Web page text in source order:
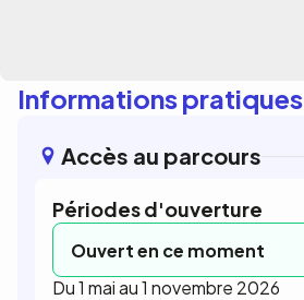
Informations pratiques
Accès au parcours
Périodes d'ouverture
Ouvert en ce moment
Du 1 mai au 1 novembre 2026